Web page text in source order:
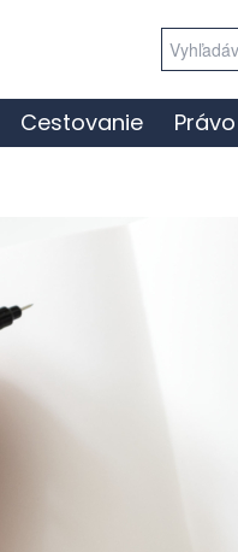
Cestovanie Právo